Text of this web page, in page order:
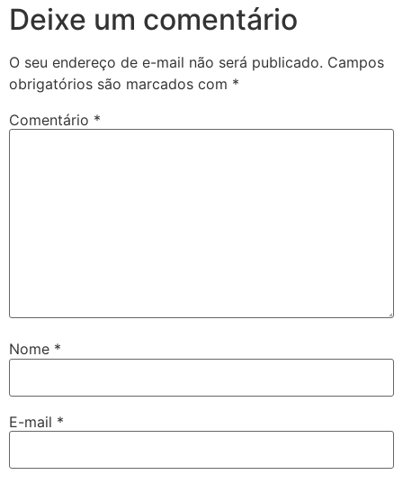
Deixe um comentário
O seu endereço de e-mail não será publicado. Campos
obrigatórios são marcados com *
Comentário *
Nome *
E-mail *